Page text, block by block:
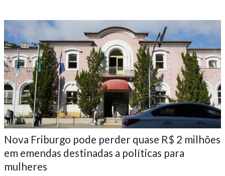
Nova Friburgo pode perder quase R$ 2 milhões
em emendas destinadas a políticas para
mulheres